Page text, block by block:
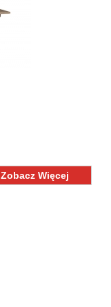
Zobacz Więcej